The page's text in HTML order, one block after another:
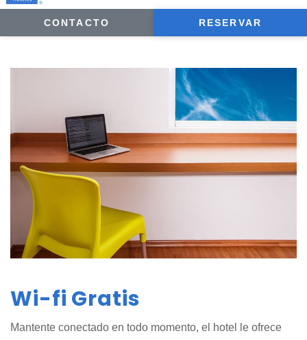
CONTACTO RESERVAR
Wi-fi Gratis
Mantente conectado en todo momento, el hotel le ofrece